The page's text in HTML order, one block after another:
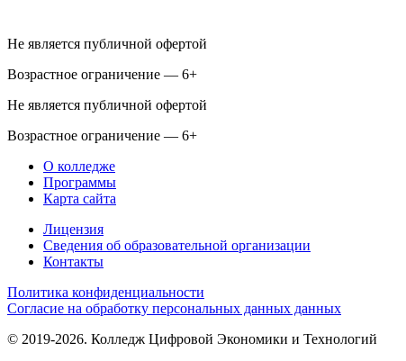
Не является публичной офертой
Возрастное ограничение — 6+
Не является публичной офертой
Возрастное ограничение — 6+
О колледже
Программы
Карта сайта
Лицензия
Сведения об образовательной организации
Контакты
Политика конфиденциальности
Согласие на обработку персональных данных данных
© 2019-2026. Колледж Цифровой Экономики и Технологий